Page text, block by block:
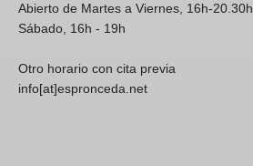
Abierto de Martes a Viernes, 16h-20.30h
Sábado, 16h - 19h
Otro horario con cita previa
info[at]espronceda.net